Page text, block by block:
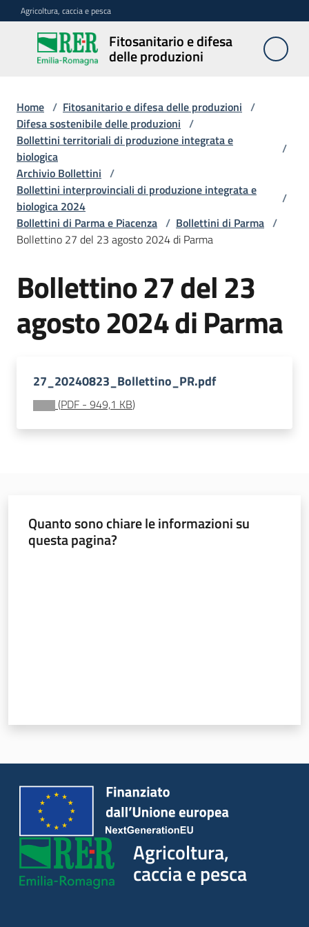
Vai al contenuto
Vai alla navigazione
Vai al footer
Agricoltura, caccia e pesca
Fitosanitario e difesa
delle produzioni
Fitosanitario
e difesa
produzioni
Avversità
delle
piante
Sorveglianza
Difesa
sostenibile
Vivaismo
sementi
Agricoltura,
caccia e
pesca
Home / Fitosanitario e difesa delle produzioni /
Difesa sostenibile delle produzioni /
Bollettini territoriali di produzione integrata e
biologica
/
Archivio Bollettini /
Bollettini interprovinciali di produzione integrata e
biologica 2024
/
Bollettini di Parma e Piacenza / Bollettini di Parma /
Bollettino 27 del 23 agosto 2024 di Parma
Bollettino 27 del 23
agosto 2024 di Parma
27_20240823_Bollettino_PR.pdf
(PDF - 949,1 KB)
Quanto sono chiare le informazioni su
questa pagina?
Agricoltura,
caccia e pesca